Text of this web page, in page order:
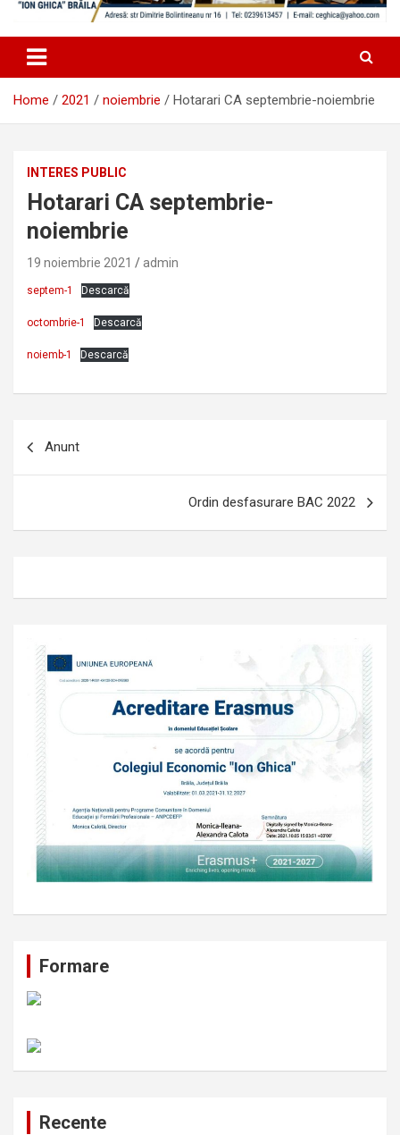
Home 2021 noiembrie Hotarari CA septembrie-noiembrie
INTERES PUBLIC
Hotarari CA septembrie-
noiembrie
19 noiembrie 2021 admin
septem-1 Descarcă
octombrie-1 Descarcă
noiemb-1 Descarcă
Anunt
Ordin desfasurare BAC 2022
Formare
Recente